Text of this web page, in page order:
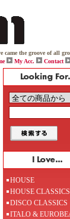
groove of all
My Acc. Contact
HOUSE
HOUSE CLASSICS
DISCO CLASSICS
ITALO &